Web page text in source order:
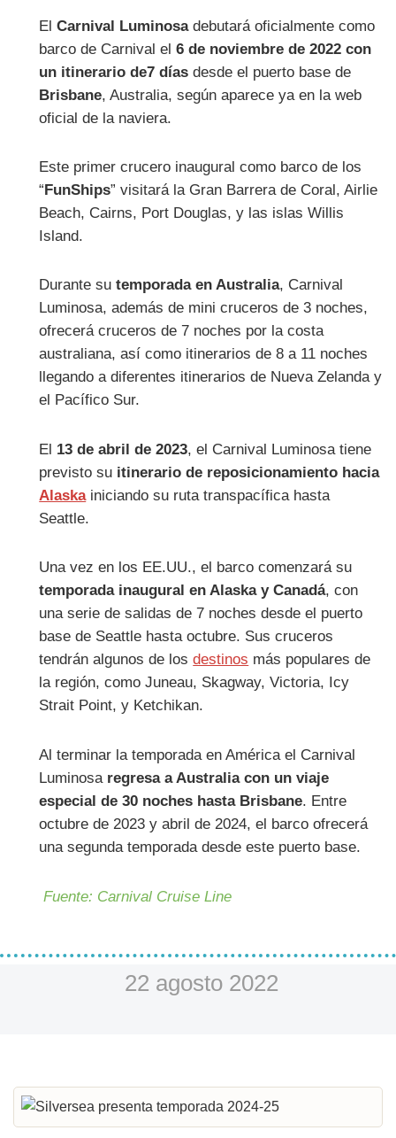
ElCarnival Luminosadebutará oficialmente como
barco de Carnival el6 de noviembre de 2022 con
un itinerario de7 días desde el puerto base de
Brisbane, Australia, según aparece ya en la web
oficial de la naviera.
Este primer crucero inaugural como barco de los
“FunShips” visitará la Gran Barrera de Coral, Airlie
Beach, Cairns, Port Douglas, y las islas Willis
Island.
Durante su temporada en Australia, Carnival
Luminosa, además de mini cruceros de 3 noches,
ofrecerá cruceros de 7 noches por la costa
australiana, así como itinerarios de 8 a 11 noches
llegando a diferentes itinerarios de Nueva Zelanda y
el Pacífico Sur.
El 13 de abril de 2023, el Carnival Luminosa tiene
previsto su itinerario de reposicionamiento hacia
Alaskainiciando su ruta transpacífica hasta
Seattle.
Una vez en los EE.UU., el barco comenzará su
temporada inaugural en Alaska y Canadá, con
una serie de salidas de 7 noches desde el puerto
base de Seattle hasta octubre. Sus cruceros
tendrán algunos de losdestinos más populares de
la región, como Juneau, Skagway, Victoria, Icy
Strait Point, y Ketchikan.
Al terminar la temporada en América el Carnival
Luminosa regresa a Australia con un viaje
especial de 30 noches hasta Brisbane. Entre
octubre de 2023 y abril de 2024, el barco ofrecerá
una segunda temporada desde este puerto base.
Fuente: Carnival Cruise Line
22 agosto 2022